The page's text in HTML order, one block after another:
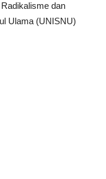
dan
Ulama (UNISNU)